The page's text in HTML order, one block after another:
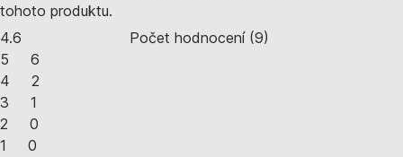
tohoto produktu.
4.6
Počet hodnocení(9)
5
6
4
2
3
1
2
0
1
0